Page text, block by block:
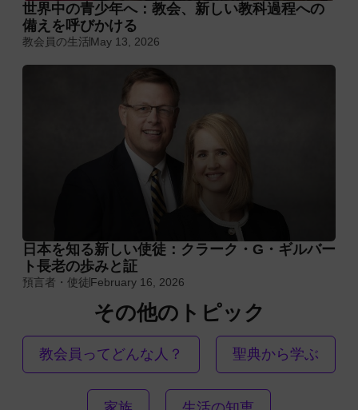
世界中の青少年へ：教会、新しい教科過程への
備えを呼びかける
教会員の生活May 13, 2026
日本を知る新しい使徒：クラーク・G・ギルバー
ト長老の歩みと証
預言者・使徒February 16, 2026
その他のトピック
教会員ってどんな人？ 聖典から学ぶ